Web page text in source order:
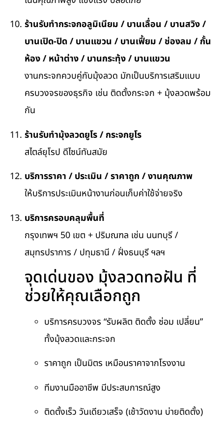
ร้านรับทำกระจกอลูมิเนียม / บานเลื่อน / บานสวิง /
บานเปิด-ปิด / บานแขวน / บานเฟี้ยม / ช่องลม / กั้น
ห้อง / หน้าต่าง / บานกระทุ้ง / บานแขวน
งานกระจกควบคู่กับมุ้งลวด มักเป็นบริการเสริมแบบ
ครบวงจรของธุรกิจ เช่น ติดตั้งกระจก + มุ้งลวดพร้อม
กัน
ร้านรับทำมุ้งลวดยูโร / กระจกยูโร
สไตล์ยุโรป ดีไซน์ทันสมัย
บริการราคา / ประเมิน / ราคาถูก / งานคุณภาพ
ให้บริการประเมินหน้างานก่อนเก็บค่าใช้จ่ายจริง
บริการครอบคลุมพื้นที่
กรุงเทพฯ 50 เขต + ปริมณฑล เช่น นนทบุรี /
สมุทรปราการ / ปทุมธานี / ฝั่งธนบุรี ฯลฯ
จุดเด่นของ มุ้งลวดทอฝัน ที่
ช่วยให้คุณเลือกถูก
บริการครบวงจร “รับผลิต ติดตั้ง ซ่อม เปลี่ยน”
ทั้งมุ้งลวดและกระจก
ราคาถูก เป็นมิตร เหมือนราคาจากโรงงาน
ทีมงานมืออาชีพ มีประสบการณ์สูง
ติดตั้งเร็ว วันเดียวเสร็จ (เช้าวัดงาน บ่ายติดตั้ง)